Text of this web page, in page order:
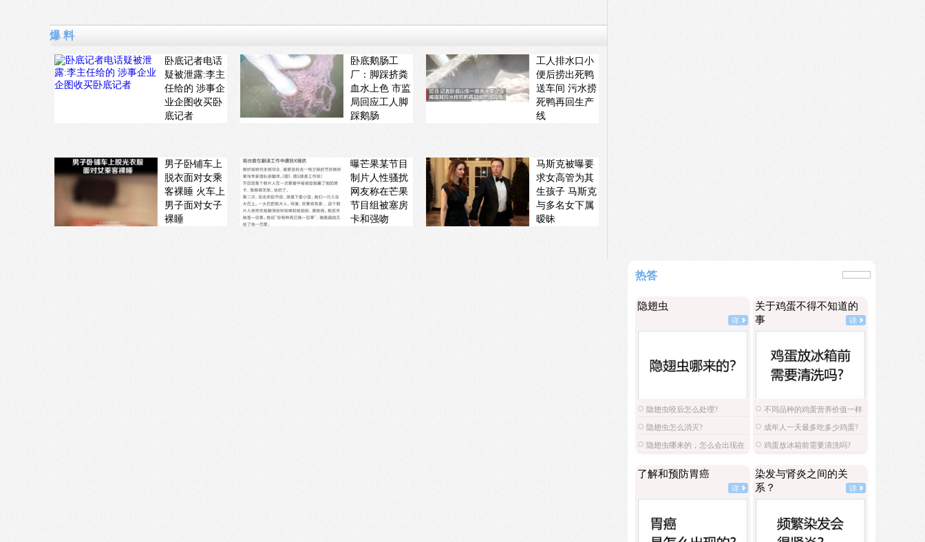
爆 料
卧底记者电话
疑被泄露:李主
任给的 涉事企
业企图收买卧
底记者
卧底鹅肠工
厂：脚踩挤粪
血水上色 市监
局回应工人脚
踩鹅肠
工人排水口小
便后捞出死鸭
送车间 污水捞
死鸭再回生产
线
男子卧铺车上
脱衣面对女乘
客裸睡 火车上
男子面对女子
裸睡
曝芒果某节目
制片人性骚扰
网友称在芒果
节目组被塞房
卡和强吻
马斯克被曝要
求女高管为其
生孩子 马斯克
与多名女下属
暧昧
热答
隐翅虫
详
隐翅虫咬后怎么处理?
隐翅虫怎么消灭?
隐翅虫哪来的，怎么会出现在
关于鸡蛋不得不知道的
事
详
不同品种的鸡蛋营养价值一样
吗? 成年人一天最多吃多少鸡蛋?
鸡蛋放冰箱前需要清洗吗?
了解和预防胃癌
详
染发与肾炎之间的关
系？
详